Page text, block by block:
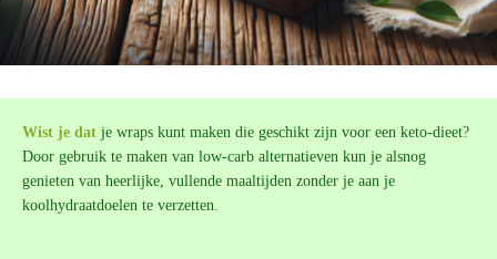
Wist je dat je wraps kunt maken die geschikt zijn voor een keto-dieet?
Door gebruik te maken van low-carb alternatieven kun je alsnog
genieten van heerlijke, vullende maaltijden zonder je aan je
koolhydraatdoelen te verzetten.